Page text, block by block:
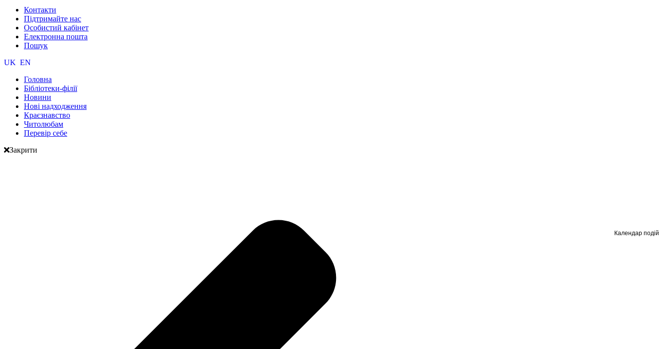
Контакти
Підтримайте нас
Особистий кабінет
Електронна пошта
Пошук
UK EN
Головна
Бібліотеки-філії
Новини
Нові надходження
Краєзнавство
Читолюбам
Перевір себе
Закрити
Календар подій